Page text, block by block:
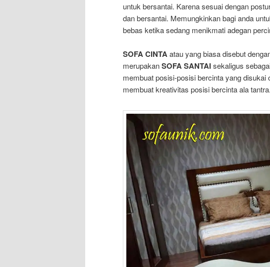
untuk bersantai. Karena sesuai dengan
dan bersantai. Memungkinkan bagi anda
bebas ketika sedang menikmati adegan
SOFA CINTAatau yang biasa disebut
merupakanSOFA SANTAIsekaligus
membuat posisi-posisi bercinta yang
membuat kreativitas posisi bercinta ala